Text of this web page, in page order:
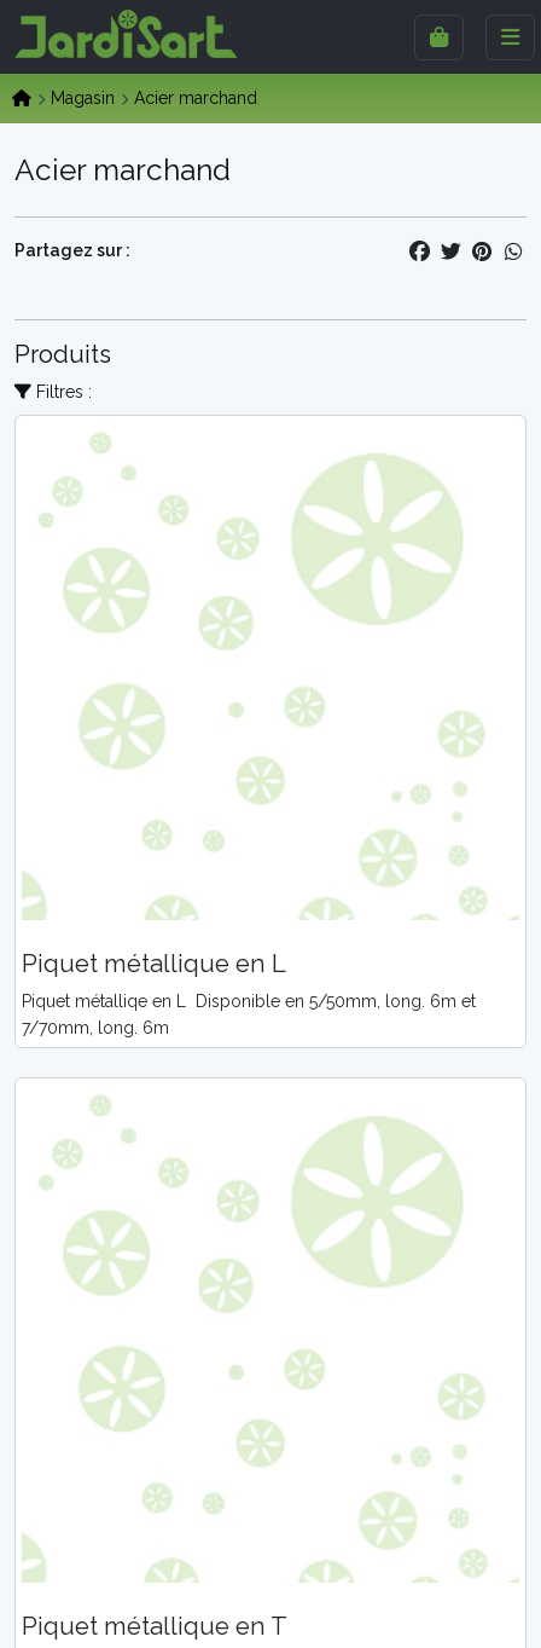
Magasin Acier marchand
Acier marchand
Partagez sur :
Produits
Filtres :
Piquet métallique en L
Piquet métalliqe en L Disponible en 5/50mm, long. 6m et
7/70mm, long. 6m
Piquet métallique en T